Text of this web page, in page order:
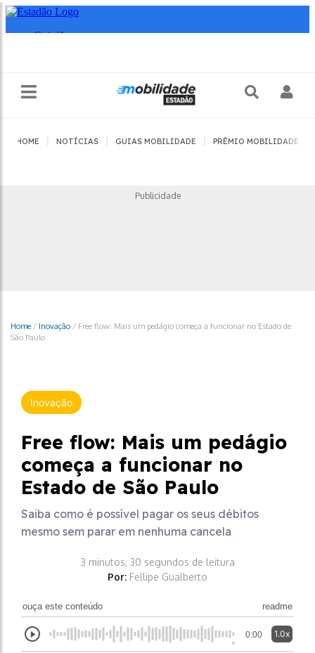
HOME NOTÍCIAS GUIAS MOBILIDADE PRÊMIO MOBILIDADE
Publicidade
Home / Inovação / Free flow: Mais um pedágio começa a funcionar no Estado de
São Paulo
Inovação
Free flow: Mais um pedágio
começa a funcionar no
Estado de São Paulo
Saiba como é possível pagar os seus débitos
mesmo sem parar em nenhuma cancela
3 minutos, 30 segundos de leitura
Por: Fellipe Gualberto
ouça este conteúdo readme
0:00 1.0x